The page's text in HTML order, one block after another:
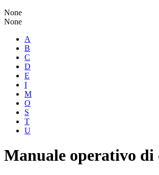
None
None
A
B
C
D
E
I
M
O
S
T
U
Manuale operativo di